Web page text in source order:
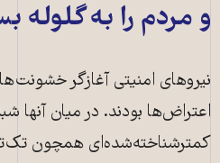
و مردم را به گلوله
نیروهای امنیتی آغازگر
اعتراض‌ها بودند. در میان آنها
کمترشناخته‌شده‌ای همچون